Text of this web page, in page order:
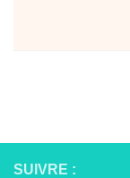
SUIVRE :